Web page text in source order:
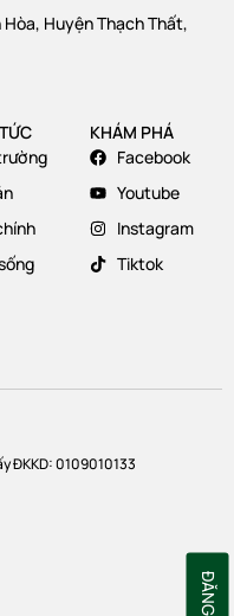
Huyện Thạch Thất,
KHÁM PHÁ
Facebook
Youtube
Instagram
Tiktok
ĐKKD: 0109010133